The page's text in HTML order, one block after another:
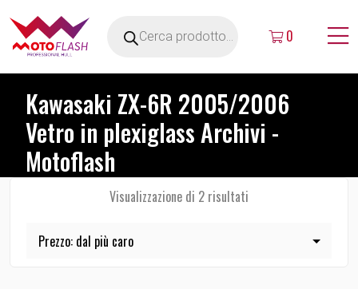
0
Kawasaki ZX-6R 2005/2006
Vetro in plexiglass Archivi -
Motoflash
Visualizzazione di 2 risultati